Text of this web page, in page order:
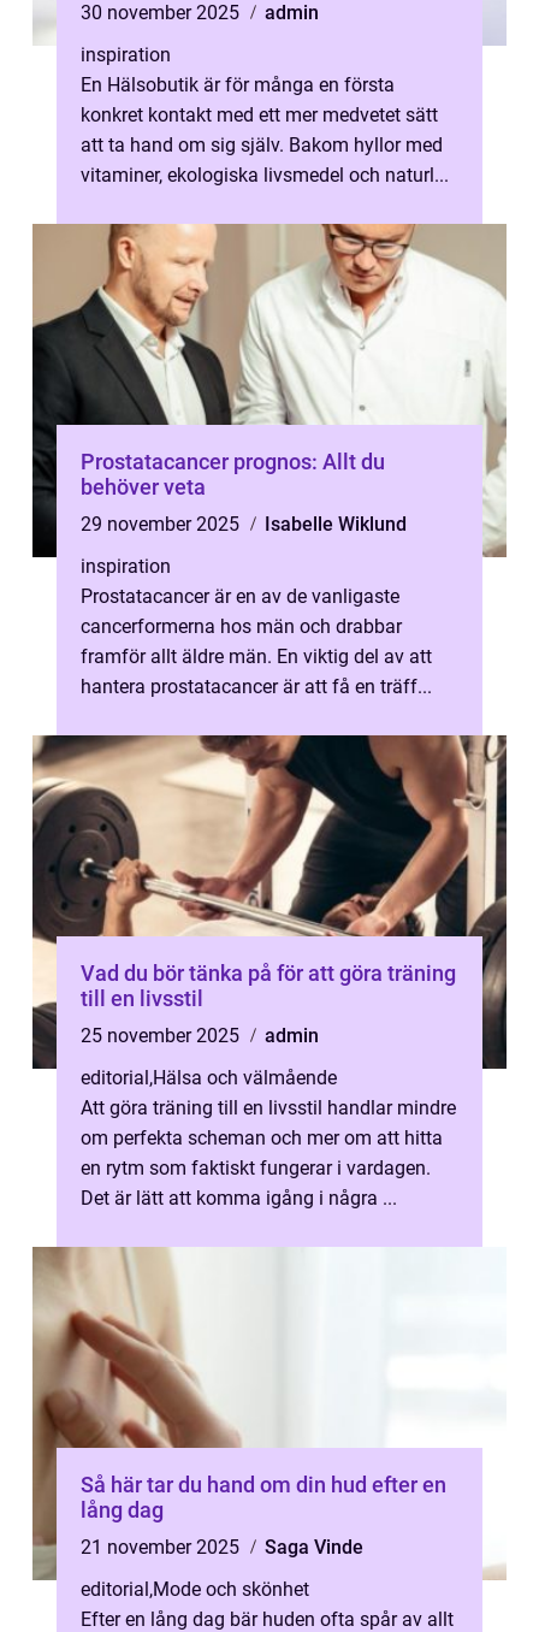
30 november 2025
admin
inspiration
En Hälsobutik är för många en första
konkret kontakt med ett mer medvetet sätt
att ta hand om sig själv. Bakom hyllor med
vitaminer, ekologiska livsmedel och naturl...
Prostatacancer prognos: Allt du
behöver veta
29 november 2025
Isabelle Wiklund
inspiration
Prostatacancer är en av de vanligaste
cancerformerna hos män och drabbar
framför allt äldre män. En viktig del av att
hantera prostatacancer är att få en träff...
Vad du bör tänka på för att göra träning
till en livsstil
25 november 2025
admin
editorial,Hälsa och välmående
Att göra träning till en livsstil handlar mindre
om perfekta scheman och mer om att hitta
en rytm som faktiskt fungerar i vardagen.
Det är lätt att komma igång i några ...
Så här tar du hand om din hud efter en
lång dag
21 november 2025
Saga Vinde
editorial,Mode och skönhet
Efter en lång dag bär huden ofta spår av allt